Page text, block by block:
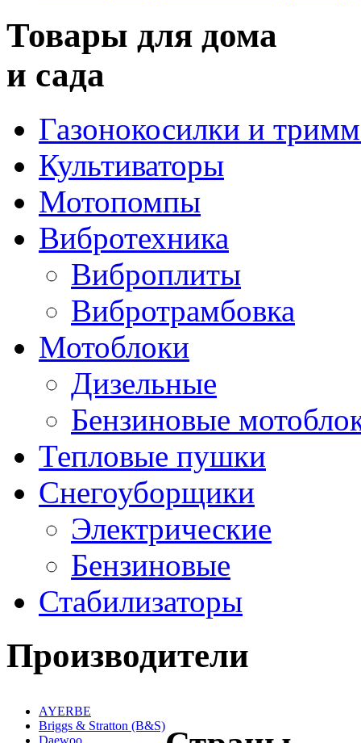
Товары для дома
и сада
Газонокосилки и
Культиваторы
Мотопомпы
Вибротехника
Виброплиты
Вибротрамбовка
Мотоблоки
Дизельные
Бензиновые
Тепловые пушки
Снегоуборщики
Электрические
Бензиновые
Стабилизаторы
Производители
AYERBE
Briggs & Stratton (B&S)
Daewoo